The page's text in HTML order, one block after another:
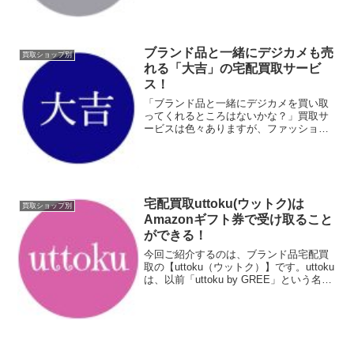
買取ショップ別
ブランド品と一緒にデジカメも売
れる「大吉」の宅配買取サービ
ス！
「ブランド品と一緒にデジカメを買い取
ってくれるところはないかな？」買取サ
ービスは色々ありますが、ファッション
買取ショップ別
宅配買取uttoku(ウットク)は
Amazonギフト券で受け取ること
ができる！
今回ご紹介するのは、ブランド品宅配買
取の【uttoku（ウットク）】です。uttoku
は、以前「uttoku by GREE」という名前